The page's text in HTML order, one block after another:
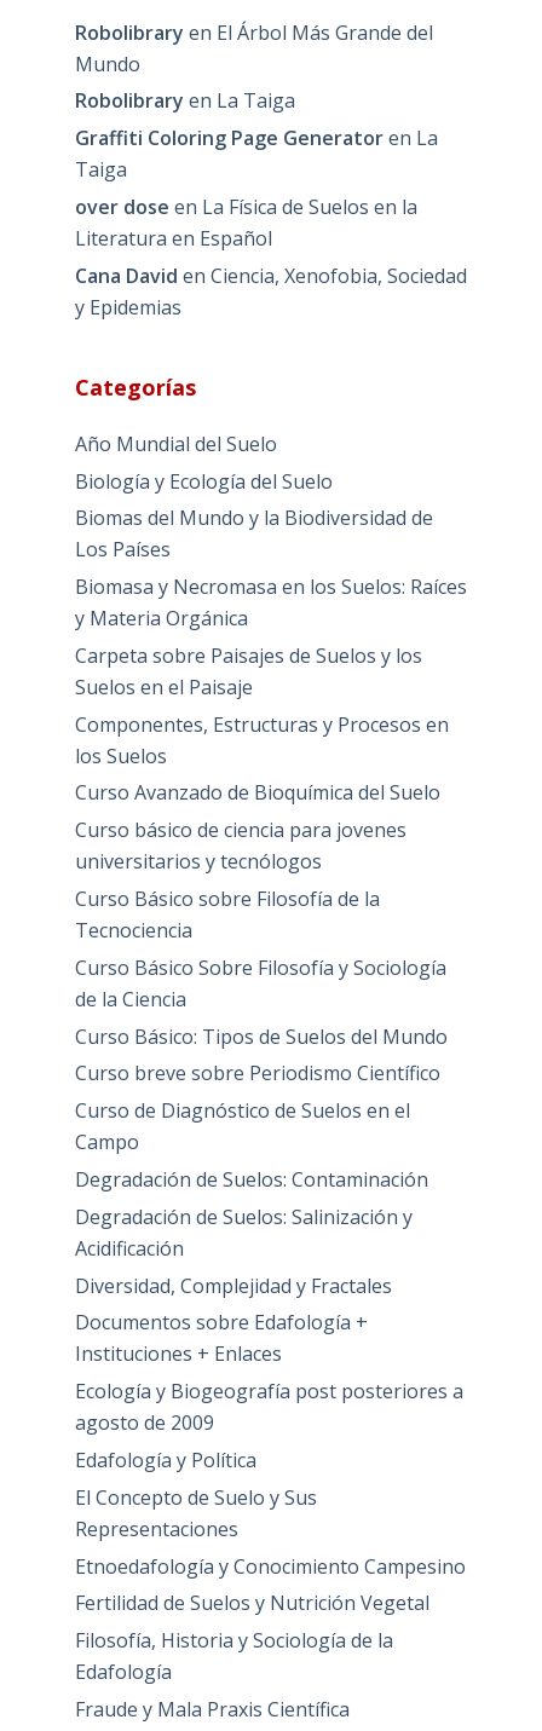
Robolibrary en El Árbol Más Grande del
Mundo
Robolibrary en La Taiga
Graffiti Coloring Page Generatoren La
Taiga
over dose en La Física de Suelos en la
Literatura en Español
Cana David en Ciencia, Xenofobia, Sociedad
y Epidemias
Categorías
Año Mundial del Suelo
Biología y Ecología del Suelo
Biomas del Mundo y la Biodiversidad de
Los Países
Biomasa y Necromasa en los Suelos: Raíces
y Materia Orgánica
Carpeta sobre Paisajes de Suelos y los
Suelos en el Paisaje
Componentes, Estructuras y Procesos en
los Suelos
Curso Avanzado de Bioquímica del Suelo
Curso básico de ciencia para jovenes
universitarios y tecnólogos
Curso Básico sobre Filosofía de la
Tecnociencia
Curso Básico Sobre Filosofía y Sociología
de la Ciencia
Curso Básico: Tipos de Suelos del Mundo
Curso breve sobre Periodismo Científico
Curso de Diagnóstico de Suelos en el
Campo
Degradación de Suelos: Contaminación
Degradación de Suelos: Salinización y
Acidificación
Diversidad, Complejidad y Fractales
Documentos sobre Edafología +
Instituciones + Enlaces
Ecología y Biogeografía post posteriores a
agosto de 2009
Edafología y Política
El Concepto de Suelo y Sus
Representaciones
Etnoedafología y Conocimiento Campesino
Fertilidad de Suelos y Nutrición Vegetal
Filosofía, Historia y Sociología de la
Edafología
Fraude y Mala Praxis Científica